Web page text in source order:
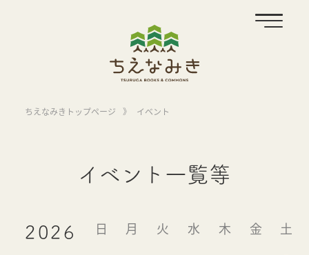
ちえなみきトップページ 》 イベント
イベント一覧等
2026 日 月 火 水 木 金 土